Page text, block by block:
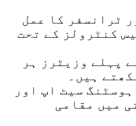
ٹرانسفر کا عمل
کنٹرولز کے تحت
پہلے وزیٹرز ہر
ہیں۔
سیٹ اپ اور
میں مقامی